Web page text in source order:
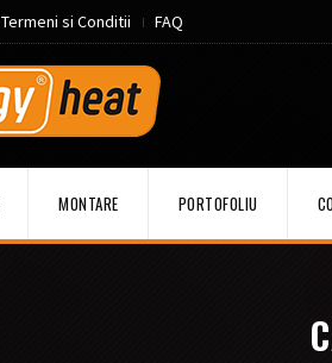
Termeni si Conditii FAQ
MONTARE PORTOFOLIU